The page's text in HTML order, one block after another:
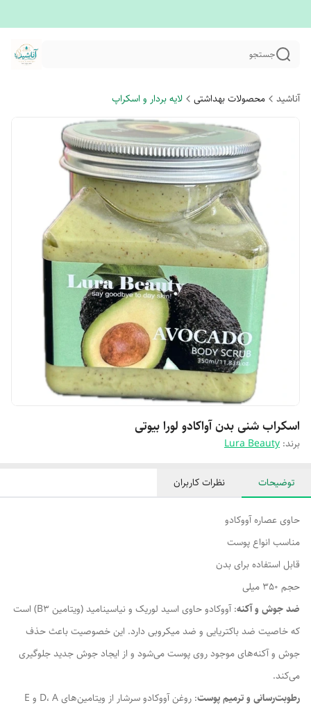
جستجو
آناشید محصولات بهداشتی لایه بردار و اسکراپ
اسکراب شنی بدن آواکادو لورا بیوتی
برند: Lura Beauty
توضیحات نظرات کاربران
حاوی عصاره آووکادو
مناسب انواع پوست
قابل استفاده برای بدن
حجم 350 میلی
ضد جوش و آکنه
: آووکادو حاوی اسید لوریک و نیاسینامید (ویتامین B3) است
که خاصیت ضد باکتریایی و ضد میکروبی دارد. این خصوصیت باعث حذف
جوش و آکنه‌های موجود روی پوست می‌شود و از ایجاد جوش جدید جلوگیری
می‌کند.
رطوبت‌رسانی و ترمیم پوست
: روغن آووکادو سرشار از ویتامین‌های D، A و E